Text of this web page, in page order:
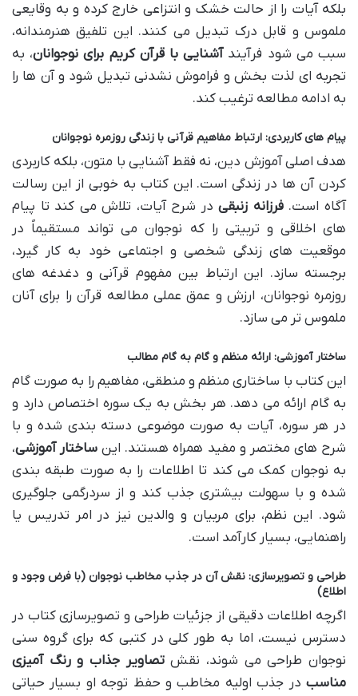
بلکه آیات را از حالت خشک و انتزاعی خارج کرده و به وقایعی
ملموس و قابل درک تبدیل می کنند. این تلفیق هنرمندانه،
سبب می شود فرآیندآشنایی با قرآن کریم برای نوجوانان، به
تجربه ای لذت بخش و فراموش نشدنی تبدیل شود و آن ها را
به ادامه مطالعه ترغیب کند.
پیام های کاربردی: ارتباط مفاهیم قرآنی با زندگی روزمره نوجوانان
هدف اصلی آموزش دین، نه فقط آشنایی با متون، بلکه کاربردی
کردن آن ها در زندگی است. این کتاب به خوبی از این رسالت
آگاه است.فرزانه زنبقیدر شرح آیات، تلاش می کند تا پیام
های اخلاقی و تربیتی را که نوجوان می تواند مستقیماً در
موقعیت های زندگی شخصی و اجتماعی خود به کار گیرد،
برجسته سازد. این ارتباط بین مفهوم قرآنی و دغدغه های
روزمره نوجوانان، ارزش و عمق عملی مطالعه قرآن را برای آنان
ملموس تر می سازد.
ساختار آموزشی: ارائه منظم و گام به گام مطالب
این کتاب با ساختاری منظم و منطقی، مفاهیم را به صورت گام
به گام ارائه می دهد. هر بخش به یک سوره اختصاص دارد و
در هر سوره، آیات به صورت موضوعی دسته بندی شده و با
شرح های مختصر و مفید همراه هستند. این ساختار آموزشی،
به نوجوان کمک می کند تا اطلاعات را به صورت طبقه بندی
شده و با سهولت بیشتری جذب کند و از سردرگمی جلوگیری
شود. این نظم، برای مربیان و والدین نیز در امر تدریس یا
راهنمایی، بسیار کارآمد است.
طراحی و تصویرسازی: نقش آن در جذب مخاطب نوجوان (با فرض وجود و
اطلاع)
اگرچه اطلاعات دقیقی از جزئیات طراحی و تصویرسازی کتاب در
دسترس نیست، اما به طور کلی در کتبی که برای گروه سنی
نوجوان طراحی می شوند، نقشتصاویر جذاب و رنگ آمیزی
مناسب در جذب اولیه مخاطب و حفظ توجه او بسیار حیاتی